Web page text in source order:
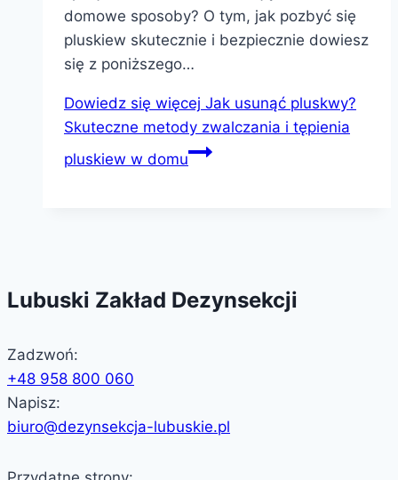
domowe sposoby? O tym, jak pozbyć się
pluskiew skutecznie i bezpiecznie dowiesz
się z poniższego…
Dowiedz się więcej Jak usunąć pluskwy?
Skuteczne metody zwalczania i tępienia
pluskiew w domu
Lubuski Zakład Dezynsekcji
Zadzwoń:
+48 958 800 060
Napisz:
biuro@dezynsekcja-lubuskie.pl